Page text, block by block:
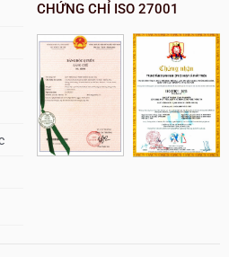
CHỨNG CHỈ ISO 27001